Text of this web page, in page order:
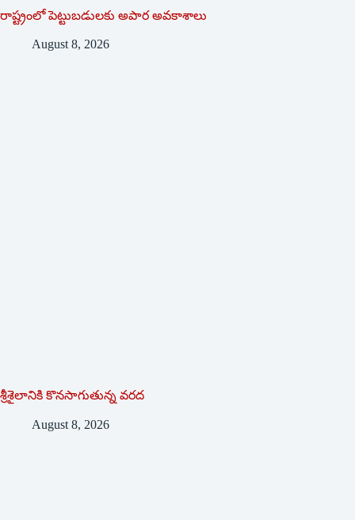
రాష్ట్రంలో పెట్టుబడులకు అపార అవకాశాలు
August 8, 2026
శ్రీశైలానికి కొనసాగుతున్న వరద
August 8, 2026